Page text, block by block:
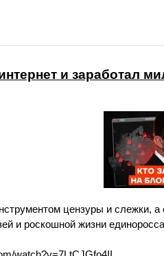
и заработал
цензуры и
и роскошной жизни